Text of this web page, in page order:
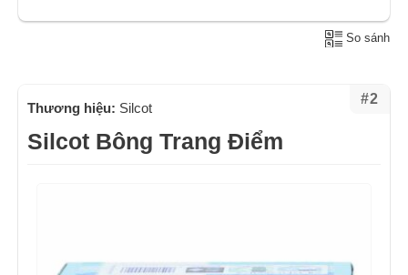
So sánh
#2
Thương hiệu: Silcot
Silcot Bông Trang Điểm